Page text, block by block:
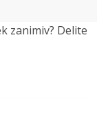
zanimiv? Delite